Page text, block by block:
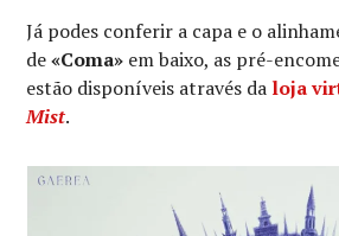
Já podes conferir a capa e o
de«Coma» em baixo, as pré-
estão disponíveis através da loja
Mist.